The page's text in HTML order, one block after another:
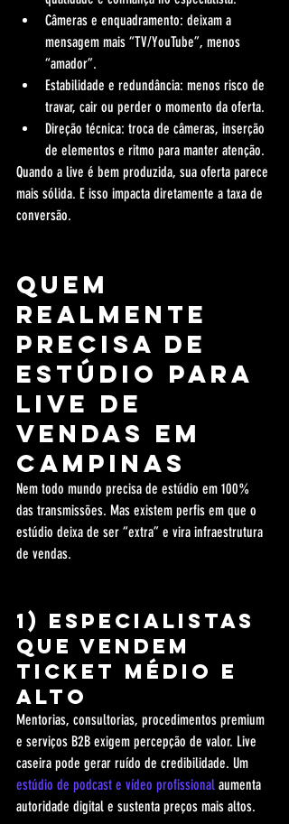
Câmeras e enquadramento: deixam a
mensagem mais “TV/YouTube”, menos
“amador”.
Estabilidade e redundância: menos risco de
travar, cair ou perder o momento da oferta.
Direção técnica: troca de câmeras, inserção
de elementos e ritmo para manter atenção.
Quando a live é bem produzida, sua oferta parece
mais sólida. E isso impacta diretamente a taxa de
conversão.
Quem
realmente
precisa de
estúdio para
live de
vendas em
Campinas
Nem todo mundo precisa de estúdio em 100%
das transmissões. Mas existem perfis em que o
estúdio deixa de ser “extra” e vira infraestrutura
de vendas.
1) Especialistas
que vendem
ticket médio e
alto
Mentorias, consultorias, procedimentos premium
e serviços B2B exigem percepção de valor. Live
caseira pode gerar ruído de credibilidade. Um
estúdio de podcast e vídeo profissional aumenta
autoridade digital e sustenta preços mais altos.